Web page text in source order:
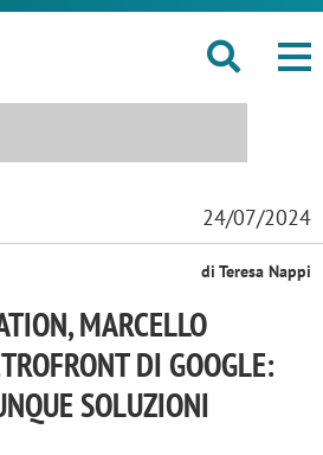
24/07/2024
di Teresa Nappi
MARCELLO
DI GOOGLE:
SOLUZIONI